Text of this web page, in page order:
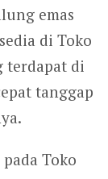
emas
di Toko
terdapat di
tanggap
Toko